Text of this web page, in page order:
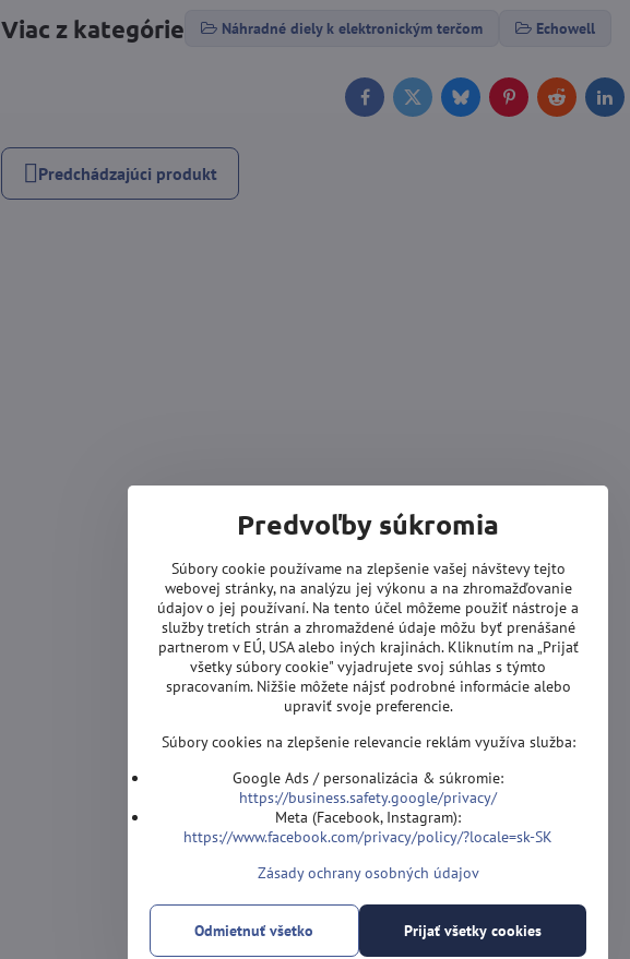
Viac z kategórie Náhradné diely k elektronickým terčom Echowell
FacebookTwitterBlueskyPinterestReddit
Predchádzajúci produkt
Predvoľby súkromia
Súbory cookie používame na zlepšenie vašej návštevy tejto
webovej stránky, na analýzu jej výkonu a na zhromažďovanie
údajov o jej používaní. Na tento účel môžeme použiť nástroje a
služby tretích strán a zhromaždené údaje môžu byť prenášané
partnerom v EÚ, USA alebo iných krajinách. Kliknutím na „Prijať
všetky súbory cookie" vyjadrujete svoj súhlas s týmto
spracovaním. Nižšie môžete nájsť podrobné informácie alebo
upraviť svoje preferencie.
Súbory cookies na zlepšenie relevancie reklám využíva služba:
Google Ads / personalizácia & súkromie:
https://business.safety.google/privacy/
Meta (Facebook, Instagram):
https://www.facebook.com/privacy/policy/?locale=sk-SK
Zásady ochrany osobných údajov
Prijať všetky cookies
Odmietnuť všetko